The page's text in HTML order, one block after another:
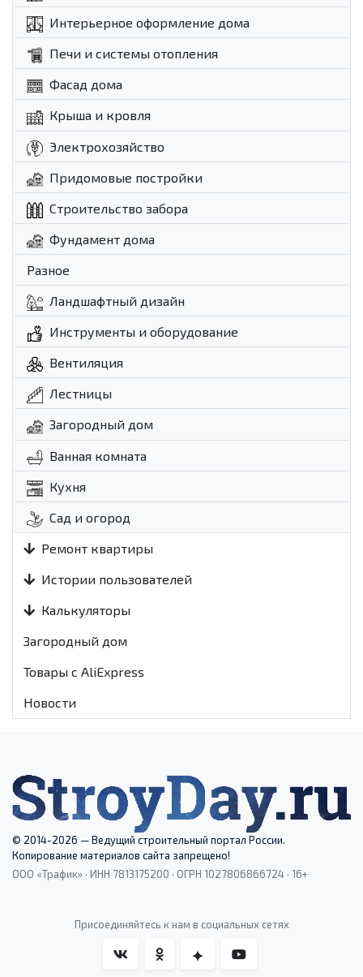
Интерьерное оформление дома
Печи и системы отопления
Фасад дома
Крыша и кровля
Электрохозяйство
Придомовые постройки
Строительство забора
Фундамент дома
Разное
Ландшафтный дизайн
Инструменты и оборудование
Вентиляция
Лестницы
Загородный дом
Ванная комната
Кухня
Сад и огород
Ремонт квартиры
Истории пользователей
Калькуляторы
Загородный дом
Товары с AliExpress
Новости
© 2014-2026 — Ведущий строительный портал России.
Копирование материалов сайта запрещено!
ООО «Трафик» · ИНН 7813175200 · ОГРН 1027806866724 · 16+
Присоединяйтесь к нам в социальных сетях